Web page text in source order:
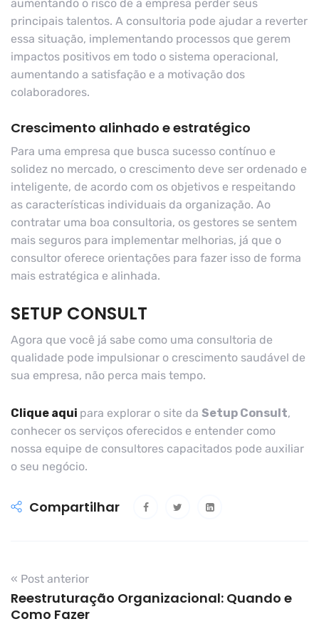
aumentando o risco de a empresa perder seus
principais talentos. A consultoria pode ajudar a reverter
essa situação, implementando processos que gerem
impactos positivos em todo o sistema operacional,
aumentando a satisfação e a motivação dos
colaboradores.
Crescimento alinhado e estratégico
Para uma empresa que busca sucesso contínuo e
solidez no mercado, o crescimento deve ser ordenado e
inteligente, de acordo com os objetivos e respeitando
as características individuais da organização. Ao
contratar uma boa consultoria, os gestores se sentem
mais seguros para implementar melhorias, já que o
consultor oferece orientações para fazer isso de forma
mais estratégica e alinhada.
SETUP CONSULT
Agora que você já sabe como uma consultoria de
qualidade pode impulsionar o crescimento saudável de
sua empresa, não perca mais tempo.
Clique aqui para explorar o site da Setup Consult,
conhecer os serviços oferecidos e entender como
nossa equipe de consultores capacitados pode auxiliar
o seu negócio.
Compartilhar
« Post anterior
Reestruturação Organizacional: Quando e
Como Fazer